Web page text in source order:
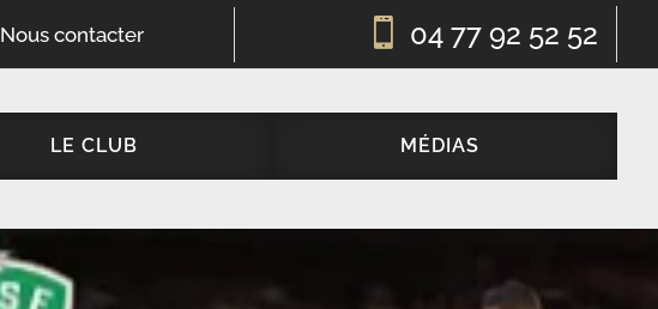
Nous contacter  04 77 92 52 52
LE CLUB MÉDIAS